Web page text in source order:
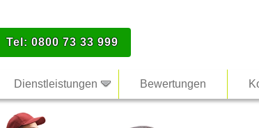
Tel: 0800 73 33 999
Dienstleistungen Bewertungen